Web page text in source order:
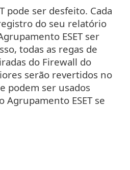
pode ser desfeito. Cada
do seu relatório
ESET ser
todas as regas de
do Firewall do
serão revertidos no
podem ser usados
ESET se